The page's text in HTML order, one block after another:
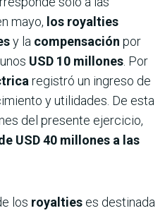
mayo, los royalties
y la compensación por
USD 10 millones . Por
registró un ingreso de
y utilidades. De esta
del presente ejercicio,
USD 40 millones a las
los royalties es destinada